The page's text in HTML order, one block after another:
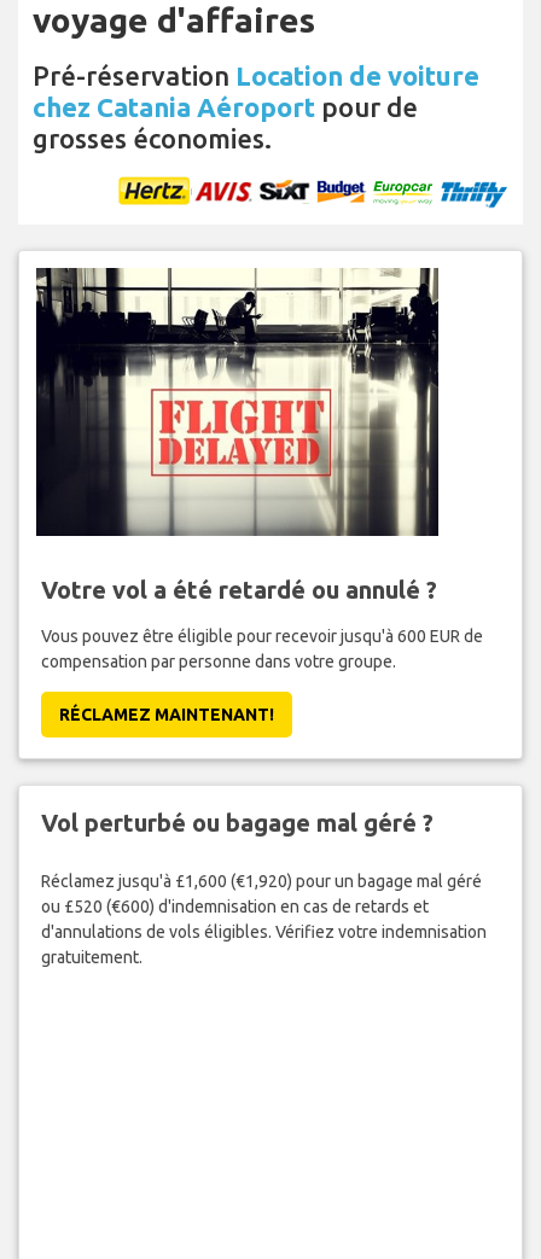
voyage d'affaires
Pré-réservation Location de voiture
chez Catania Aéroport pour de
grosses économies.
Votre vol a été retardé ou annulé ?
Vous pouvez être éligible pour recevoir jusqu'à 600 EUR de
compensation par personne dans votre groupe.
RÉCLAMEZ MAINTENANT!
Vol perturbé ou bagage mal géré ?
Réclamez jusqu'à £1,600 (€1,920) pour un bagage mal géré
ou £520 (€600) d'indemnisation en cas de retards et
d'annulations de vols éligibles. Vérifiez votre indemnisation
gratuitement.